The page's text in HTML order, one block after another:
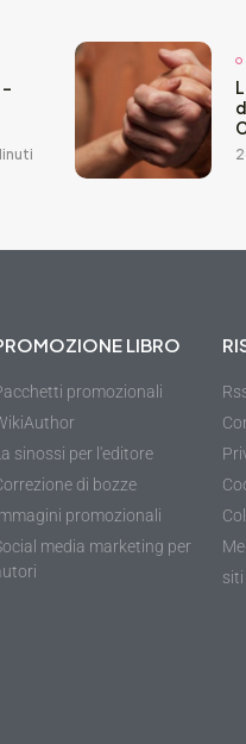
LIBRO
promozionali
sinossi per l'editore
di bozze
promozionali
media marketing per